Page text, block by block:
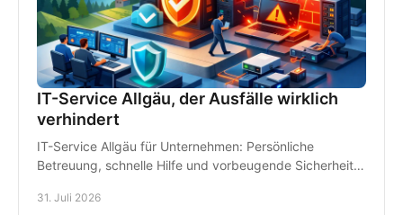
IT-Service Allgäu, der Ausfälle wirklich
verhindert
IT-Service Allgäu für Unternehmen: Persönliche
Betreuung, schnelle Hilfe und vorbeugende Sicherheit
31. Juli 2026